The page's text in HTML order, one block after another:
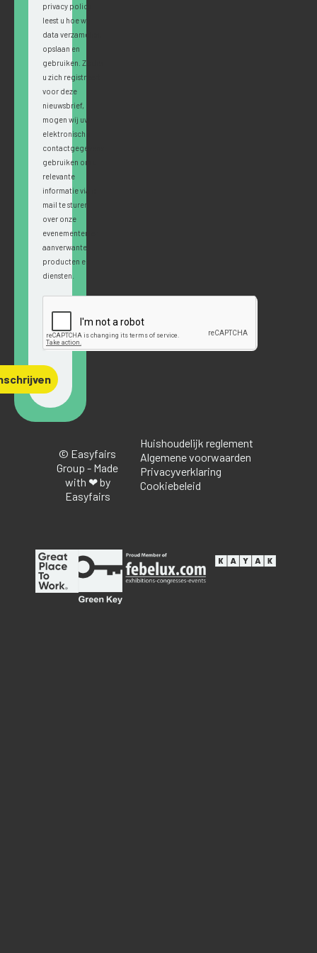
privacy policy
leest u hoe wij
data verzamelen,
opslaan en
gebruiken. Zodra
u zich registreert
voor deze
nieuwsbrief,
mogen wij uw
elektronische
contactgegevens
gebruiken om u
relevante
informatie via e-
mail te sturen
over onze
evenementen en
aanverwante
producten en
diensten.
© Easyfairs
Group - Made
with ❤ by
Easyfairs
Huishoudelijk reglement
Algemene voorwaarden
Privacyverklaring
Cookiebeleid